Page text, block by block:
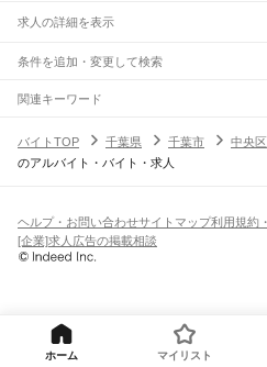
求人の詳細を表示
条件を追加・変更して検索
市区町村を追加・変更
千葉県すべて
千葉市 すべて
旭市習志野市柏市勝浦市市原市流山市
君津市富津市浦安市
匝瑳市香取市
駅を追加・変更
JR中央・総武線
市川駅本八幡駅下総中山駅
新検見川駅
南酒々井駅
日向駅
飯岡駅倉橋駅 松岸駅銚子駅
職種を追加・変更
飲食・フードサービスすべて
ホールスタッフキッチンスタッフ
パン屋（ベーカリー）
飲食店（
営業テレフォンアポインター（テレアポ）
フードカウンター販売員
アパレル
家電量
販売店（店長・マネージャー） その他販売
人気
日払いOK高校生歓迎
シフト
土日祝のみOK
平日のみOK 週1日からOK
雇用形態を追加・変更
派遣社員
業務委託
関連キーワード
バイトTOP
千葉県 千葉市 中央区
のアルバイト・バイト・求人
ヘルプ・お問い合わせサイトマップ利用規約
[企業]求人広告の掲載相談
ホーム マイリスト